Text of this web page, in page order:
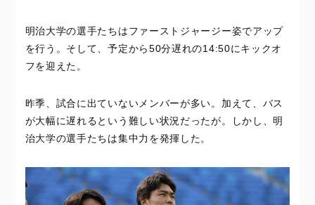
明治大学の選手たちはファーストジャージー姿でアップ
を行う。そして、予定から50分遅れの14:50にキックオ
フを迎えた。
昨季、試合に出ていないメンバーが多い。加えて、バス
が大幅に遅れるという難しい状況だったが。しかし、明
治大学の選手たちは集中力を発揮した。